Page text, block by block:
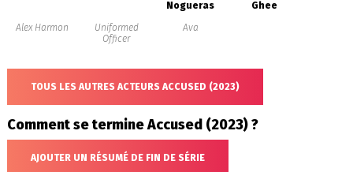
Alex Harmon
Uniformed
Officer
Nogueras
Ava
Ghee
TOUS LES AUTRES ACTEURS ACCUSED (2023)
Comment se termine Accused (2023) ?
AJOUTER UN RÉSUMÉ DE FIN DE SÉRIE